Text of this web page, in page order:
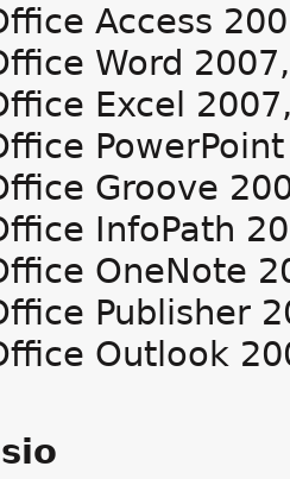
Access
Word 2007,
Excel
Groove
InfoPath
OneNote
Publisher
Outlook